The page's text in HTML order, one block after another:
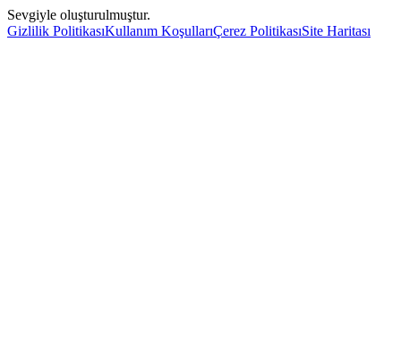
Sevgiyle oluşturulmuştur.
Gizlilik PolitikasıKullanım KoşullarıÇerez PolitikasıSite Haritası